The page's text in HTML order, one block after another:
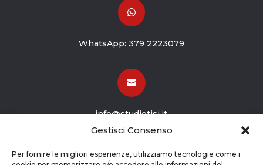
Gestisci Consenso
Per fornire le migliori esperienze, utilizziamo tecnologie come i

WhatsApp: 379 2223079

info@studiotisi.it
